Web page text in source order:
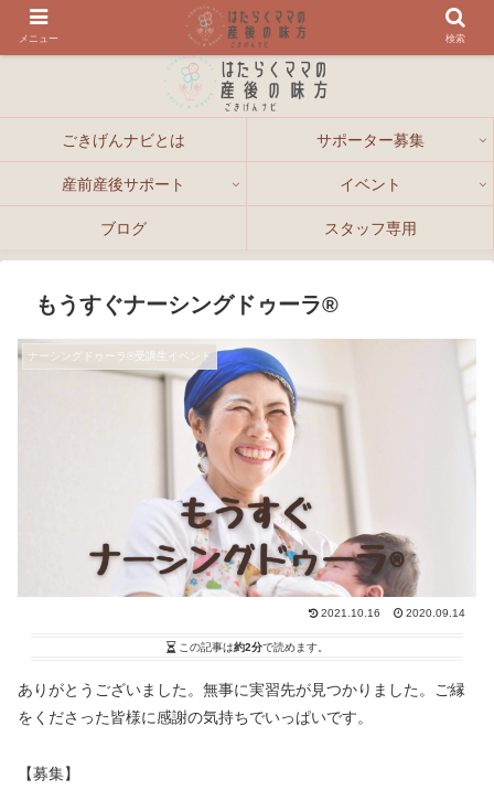
ごきげんナビとは サポーター募集
産前産後サポート イベント
ブログ スタッフ専用
もうすぐナーシングドゥーラ®
ナーシングドゥーラ®受講生イベント
2021.10.16 2020.09.14
この記事は約2分で読めます。
ありがとうございました。無事に実習先が見つかりました。ご縁
をくださった皆様に感謝の気持ちでいっぱいです。
【募集】
メニュー 検索